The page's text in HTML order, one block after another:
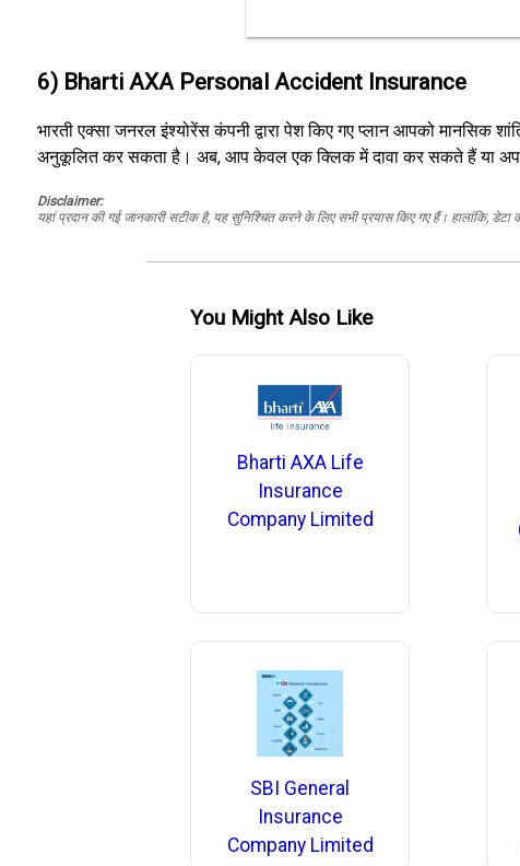
6) Bharti AXA Personal Accident Insurance
भारती एक्सा जनरल इंश्योरेंस कंपनी द्वारा पेश किए गए प्लान आपको मानसिक
अनुकूलित कर सकता है। अब, आप केवल एक क्लिक में दावा कर सकते हैं या
Disclaimer:
यहां प्रदान की गई जानकारी सटीक है, यह सुनिश्चित करने के लिए सभी प्रयास किए गए हैं। हालांकि,
You Might Also Like
Bharti AXA Life
Insurance
Company Limited
SBI General
Insurance
Company Limited